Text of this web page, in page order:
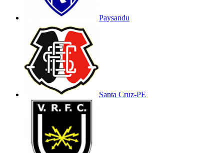
Paysandu
Santa Cruz-PE